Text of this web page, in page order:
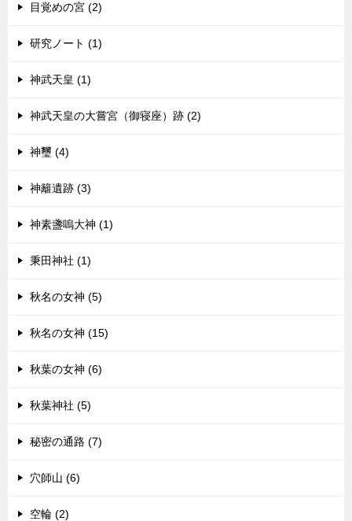
目覚めの宮 (2)
研究ノート (1)
神武天皇 (1)
神武天皇の大嘗宮（御寝座）跡 (2)
神璽 (4)
神籬遺跡 (3)
神素盞嗚大神 (1)
秉田神社 (1)
秋名の女神 (5)
秋名の女神 (15)
秋葉の女神 (6)
秋葉神社 (5)
秘密の通路 (7)
穴師山 (6)
空輪 (2)